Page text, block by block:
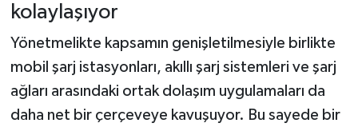
kolaylaşıyor
Yönetmelikte kapsamın genişletilmesiyle birlikte
mobil şarj istasyonları, akıllı şarj sistemleri ve şarj
ağları arasındaki ortak dolaşım uygulamaları da
daha net bir çerçeveye kavuşuyor. Bu sayede bir